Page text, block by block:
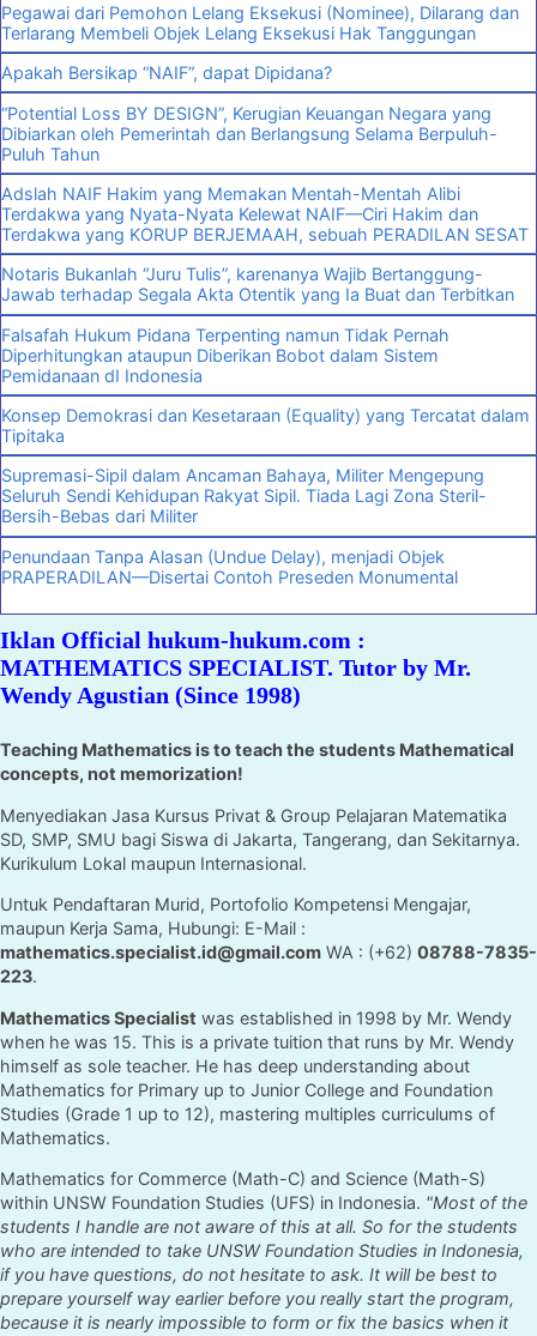
Pegawai dari Pemohon Lelang Eksekusi (Nominee), Dilarang dan
Terlarang Membeli Objek Lelang Eksekusi Hak Tanggungan
Apakah Bersikap “NAIF”, dapat Dipidana?
“Potential Loss BY DESIGN”, Kerugian Keuangan Negara yang
Dibiarkan oleh Pemerintah dan Berlangsung Selama Berpuluh-
Puluh Tahun
Adslah NAIF Hakim yang Memakan Mentah-Mentah Alibi
Terdakwa yang Nyata-Nyata Kelewat NAIF—Ciri Hakim dan
Terdakwa yang KORUP BERJEMAAH, sebuah PERADILAN SESAT
Notaris Bukanlah “Juru Tulis”, karenanya Wajib Bertanggung-
Jawab terhadap Segala Akta Otentik yang Ia Buat dan Terbitkan
Falsafah Hukum Pidana Terpenting namun Tidak Pernah
Diperhitungkan ataupun Diberikan Bobot dalam Sistem
Pemidanaan dI Indonesia
Konsep Demokrasi dan Kesetaraan (Equality) yang Tercatat dalam
Tipitaka
Supremasi-Sipil dalam Ancaman Bahaya, Militer Mengepung
Seluruh Sendi Kehidupan Rakyat Sipil. Tiada Lagi Zona Steril-
Bersih-Bebas dari Militer
Penundaan Tanpa Alasan (Undue Delay), menjadi Objek
PRAPERADILAN—Disertai Contoh Preseden Monumental
Iklan Official hukum-hukum.com :
MATHEMATICS SPECIALIST. Tutor by Mr.
Wendy Agustian (Since 1998)
Teaching Mathematics is to teach the students Mathematical
concepts, not memorization!
Menyediakan Jasa Kursus Privat & Group Pelajaran Matematika
SD, SMP, SMU bagi Siswa di Jakarta, Tangerang, dan Sekitarnya.
Kurikulum Lokal maupun Internasional.
Untuk Pendaftaran Murid, Portofolio Kompetensi Mengajar,
maupun Kerja Sama, Hubungi: E-Mail :
mathematics.specialist.id@gmail.com WA : (+62) 08788-7835-
223.
Mathematics Specialist was established in 1998 by Mr. Wendy
when he was 15. This is a private tuition that runs by Mr. Wendy
himself as sole teacher. He has deep understanding about
Mathematics for Primary up to Junior College and Foundation
Studies (Grade 1 up to 12), mastering multiples curriculums of
Mathematics.
Mathematics for Commerce (Math-C) and Science (Math-S)
within UNSW Foundation Studies (UFS) in Indonesia. "Most of the
students I handle are not aware of this at all. So for the students
who are intended to take UNSW Foundation Studies in Indonesia,
if you have questions, do not hesitate to ask. It will be best to
prepare yourself way earlier before you really start the program,
because it is nearly impossible to form or fix the basics when it